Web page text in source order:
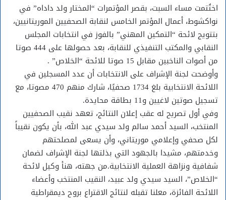
اختُتمت مساء السبت، بقصر المؤتمرات “المختار ولد داداه” في
نواكشوط، أعمال المؤتمر الخامس لنقابة الصحفيين الموريتانيين،
بتتويج لائحة “التمكين المهني” بالفوز في انتخابات المجلس
النقابي والمكتب التنفيذي للنقابة، بعد حصولها على 444 صوتا
من أصوات الناخبين مقابل 15 صوتا للائحة “الخلاص” .
وأوضحت لجنة الإشراف على الانتخابات أن عدد المسجلين في
اللائحة الانتخابية بلغ 1734 صحفيًا، شارك منهم 470 مصوتا، مع
تسجيل صوتين لاغيين و11 بطاقة محايدة.
وفي أول تصريح له عقب إعلان النتائج، تعهد نقيب الصحفيين
المنتخب، السيد أحمد سالم ولد سيدي عبد الله، بأن يكون نقيباً
لكل صحفي وإعلامي موريتاني، وأن يسعى لمصلحتهم
وخدمتهم، مشيدا بالجهود التي بذلتها لجنة الإشراف لضمان
شفافية ونزاهة العملية الانتخابية.من جهته، هنأ وكيل لائحة
“الخلاص”، السيد سيدي ولد عبيد، النقيب المنتخب وأعضاء
اللائحة الفائزة، معلنا تقبله لنتائج الاقتراع بروح ديمقراطية